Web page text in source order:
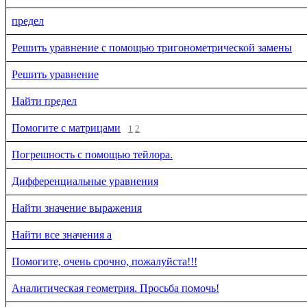
предел
Решить уравнение с помощью тригонометрической замены
Решить уравнение
Найти предел
Помогите с матрицами
1 2
Погрешность с помощью тейлора.
Дифференциальные уравнения
Найти значение выражения
Найти все значения a
Помогите, очень срочно, пожалуйста!!!
Аналитическая геометрия. Просьба помочь!